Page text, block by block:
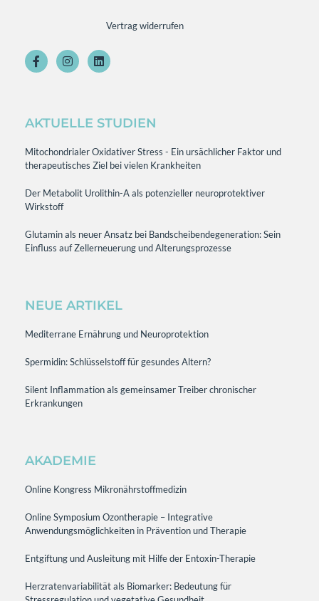
Vertrag widerrufen
AKTUELLE STUDIEN
Mitochondrialer Oxidativer Stress - Ein ursächlicher Faktor und
therapeutisches Ziel bei vielen Krankheiten
Der Metabolit Urolithin-A als potenzieller neuroprotektiver
Wirkstoff
Glutamin als neuer Ansatz bei Bandscheibendegeneration: Sein
Einfluss auf Zellerneuerung und Alterungsprozesse
NEUE ARTIKEL
Mediterrane Ernährung und Neuroprotektion
Spermidin: Schlüsselstoff für gesundes Altern?
Silent Inflammation als gemeinsamer Treiber chronischer
Erkrankungen
AKADEMIE
Online Kongress Mikronährstoffmedizin
Online Symposium Ozontherapie – Integrative
Anwendungsmöglichkeiten in Prävention und Therapie
Entgiftung und Ausleitung mit Hilfe der Entoxin-Therapie
Herzratenvariabilität als Biomarker: Bedeutung für